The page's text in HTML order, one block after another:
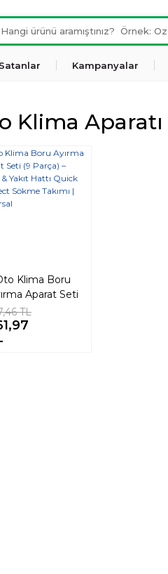
Kampanyalar
Klima Aparatı
Klima Boru
Aparat Seti
– Klima &
Hattı Quick
Sökme
TL